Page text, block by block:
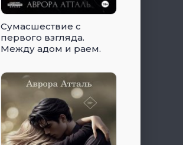
Сумасшествие с
первого взгляда.
Между адом и раем.